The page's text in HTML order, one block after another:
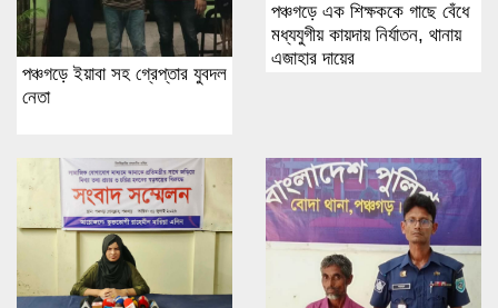
পঞ্চগড়ে ইয়াবা সহ গ্রেপ্তার যুবদল
নেতা
পঞ্চগড়ে এক শিক্ষককে গাছে বেঁধে
মধ্যযুগীয় কায়দায় নির্যাতন, থানায়
এজাহার দায়ের